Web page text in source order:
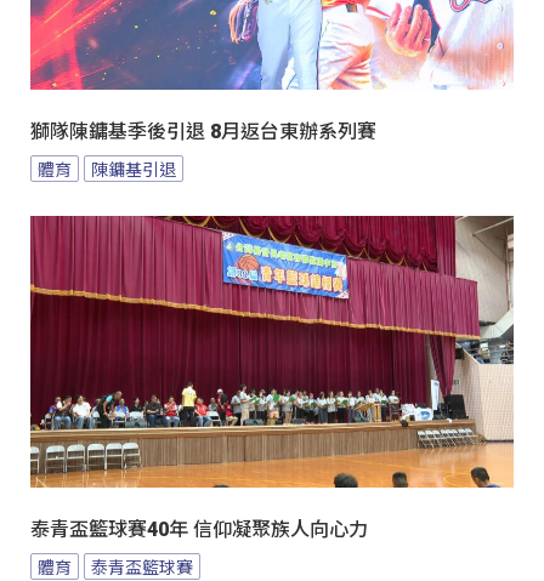
獅隊陳鏞基季後引退 8月返台東辦系列賽
體育 陳鏞基引退
泰青盃籃球賽40年 信仰凝聚族人向心力
體育 泰青盃籃球賽